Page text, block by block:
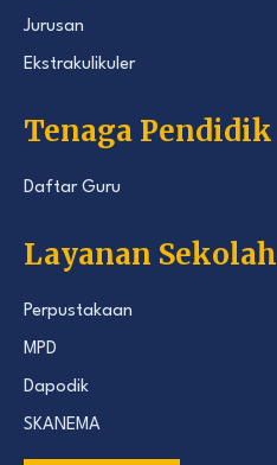
Jurusan
Ekstrakulikuler
Tenaga Pendidik
Daftar Guru
Layanan Sekolah
Perpustakaan
MPD
Dapodik
SKANEMA